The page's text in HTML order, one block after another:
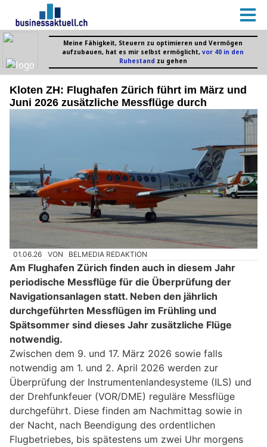
Kloten ZH: Flughafen Zürich führt im März und
Juni 2026 zusätzliche Messflüge durch
01.06.26 VON BELMEDIA REDAKTION
Am Flughafen Zürich finden auch in diesem Jahr
periodische Messflüge für die Überprüfung der
Navigationsanlagen statt. Neben den jährlich
durchgeführten Messflügen im Frühling und
Spätsommer sind dieses Jahr zusätzliche Flüge
notwendig.
Zwischen dem 9. und 17. März 2026 sowie falls
notwendig am 1. und 2. April 2026 werden zur
Überprüfung der Instrumentenlandesysteme (ILS) und
der Drehfunkfeuer (VOR/DME) reguläre Messflüge
durchgeführt. Diese finden am Nachmittag sowie in
der Nacht, nach Beendigung des ordentlichen
Flugbetriebes, bis spätestens um zwei Uhr morgens